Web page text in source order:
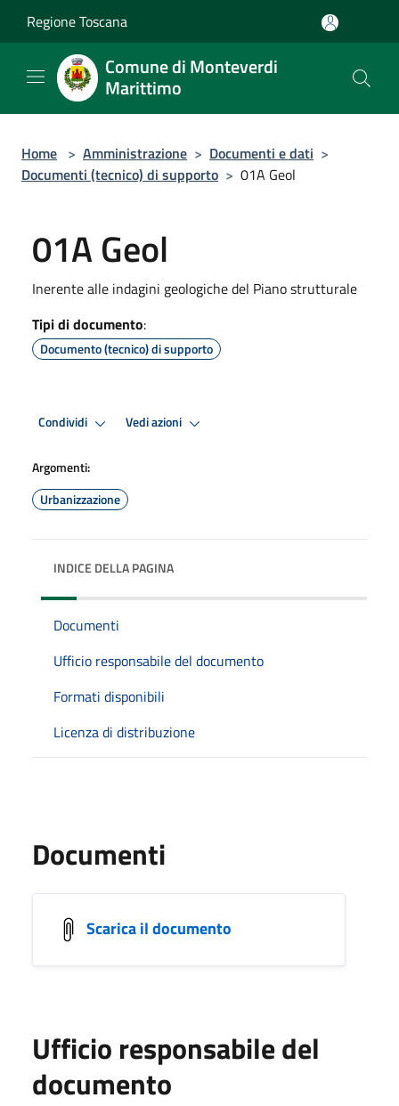
Regione Toscana
Comune di Monteverdi
Marittimo
Home > Amministrazione > Documenti e dati >
Documenti (tecnico) di supporto > 01A Geol
01A Geol
Inerente alle indagini geologiche del Piano strutturale
Tipi di documento:
Documento (tecnico) di supporto
Condividi Vedi azioni
Argomenti:
Urbanizzazione
INDICE DELLA PAGINA
Documenti
Ufficio responsabile del documento
Formati disponibili
Licenza di distribuzione
Documenti
Scarica il documento
Ufficio responsabile del
documento